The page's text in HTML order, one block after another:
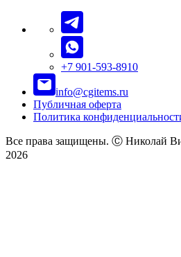
+7 901-593-8910
info@cgitems.ru
Публичная оферта
Политика
Все права защищены. Ⓒ Николай
2026